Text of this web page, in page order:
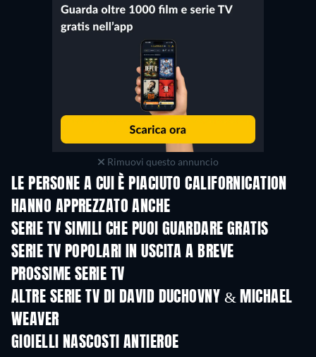
Rimuovi questo annuncio
LE PERSONE A CUI È PIACIUTO CALIFORNICATION
HANNO APPREZZATO ANCHE
TV
SERIE TV SIMILI CHE PUOI GUARDARE GRATIS
TV
SERIE TV POPOLARI IN USCITA A BREVE
TV TV
PROSSIME SERIE TV
Stagione 6
ALTRE SERIE TV DI DAVID DUCHOVNY & MICHAEL
WEAVER
GIOIELLI NASCOSTI ANTIEROE
TV